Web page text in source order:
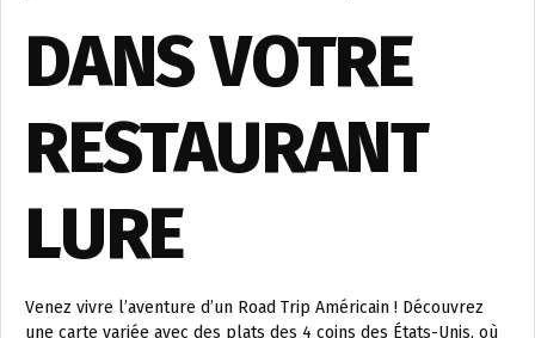
DANS VOTRE
RESTAURANT
LURE
Venez vivre l’aventure d’un Road Trip Américain ! Découvrez
une carte variée avec des plats des 4 coins des États-Unis, où